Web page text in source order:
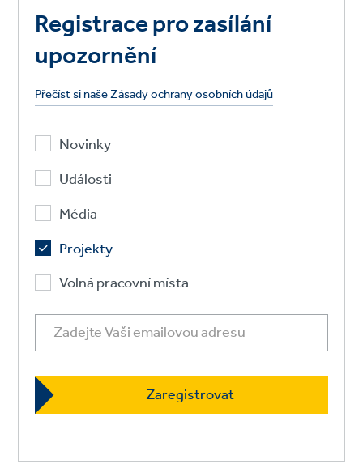
Registrace pro zasílání
upozornění
Přečíst si naše Zásady ochrany osobních údajů
Novinky
Události
Média
Projekty
Volná pracovní místa